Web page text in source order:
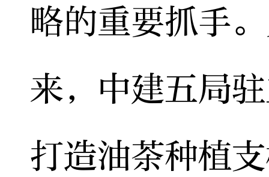
略的重要抓手
来，中建五局
打造油茶种植